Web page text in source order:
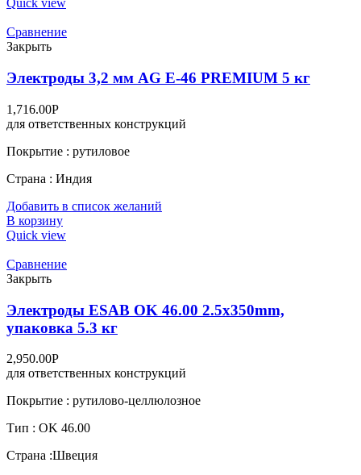
Quick view
Сравнение
Закрыть
Электроды 3,2 мм AG E-46 PREMIUM 5 кг
1,716.00Р
для ответственных конструкций
Покрытие : рутиловое
Страна : Индия
Добавить в список желаний
В корзину
Quick view
Сравнение
Закрыть
Электроды ESAB OK 46.00 2.5x350mm,
упаковка 5.3 кг
2,950.00Р
для ответственных конструкций
Покрытие : рутилово-целлюлозное
Тип : OK 46.00
Страна :Швеция